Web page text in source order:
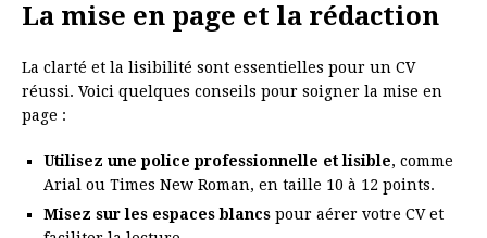
La mise en page et la rédaction
La clarté et la lisibilité sont essentielles pour un CV
réussi. Voici quelques conseils pour soigner la mise en
page :
Utilisez une police professionnelle et lisible, comme
Arial ou Times New Roman, en taille 10 à 12 points.
Misez sur les espaces blancs pour aérer votre CV et